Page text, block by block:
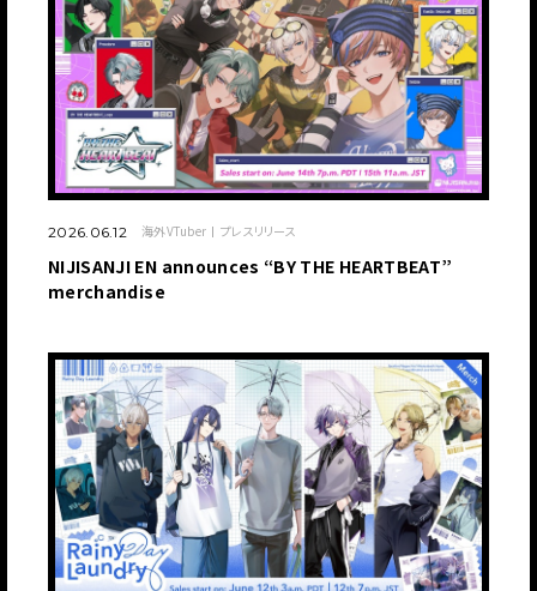
2026.06.12 海外VTuber プレスリリース
NIJISANJI EN announces “BY THE HEARTBEAT”
merchandise